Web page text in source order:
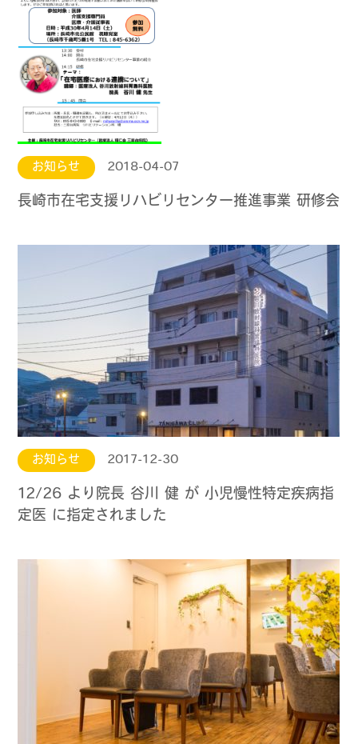
お知らせ 2018-04-07
長崎市在宅支援リハビリセンター推進事業 研修会
お知らせ 2017-12-30
12/26 より院長 谷川 健 が 小児慢性特定疾病指
定医 に指定されました